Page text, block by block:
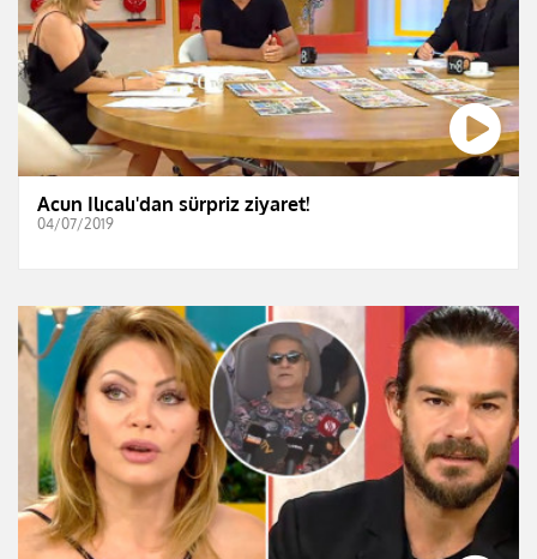
Acun Ilıcalı'dan sürpriz ziyaret!
04/07/2019